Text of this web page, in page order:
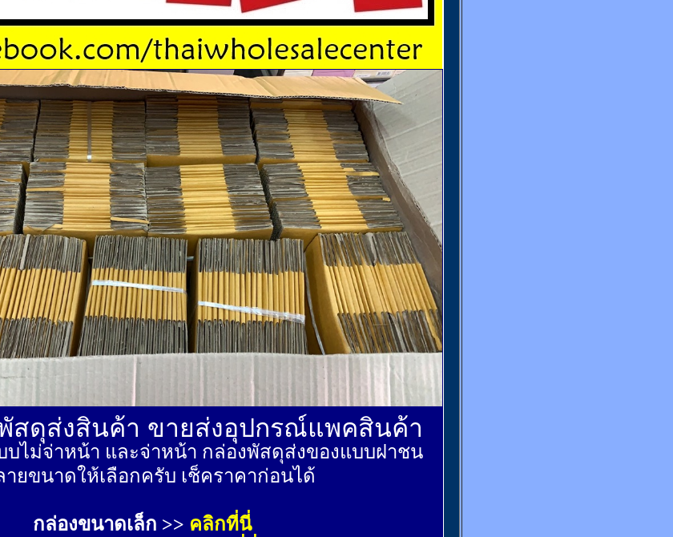
สดุส่งสินค้า ขายส่งอุปกรณ์แพคสินค้า
ไม่จ่าหน้า และจ่าหน้า กล่องพัสดุส่งของแบบฝาชน
ยขนาดให้เลือกครับ เช็คราคาก่อนได้
กล่องขนาดเล็ก >> คลิกที่นี่